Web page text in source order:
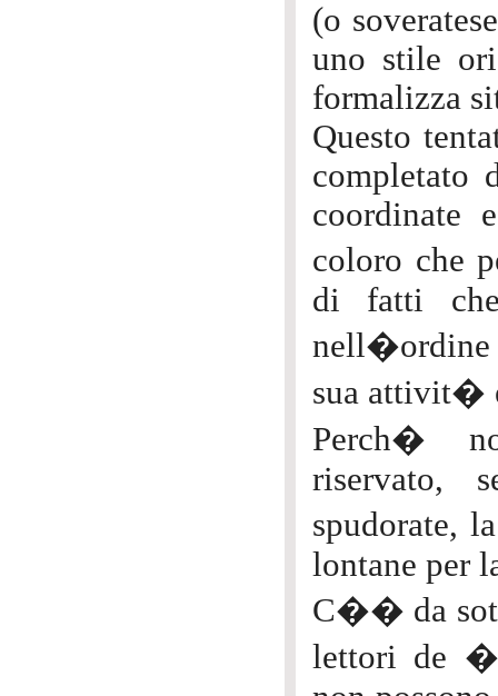
(o
uno stile
formalizza
Questo
completato
coordinate
coloro che
di fatti che
nell�ordine
sua attivit�
Perch�
riservato,
spudorate,
lontane per
C�� da
lettori de